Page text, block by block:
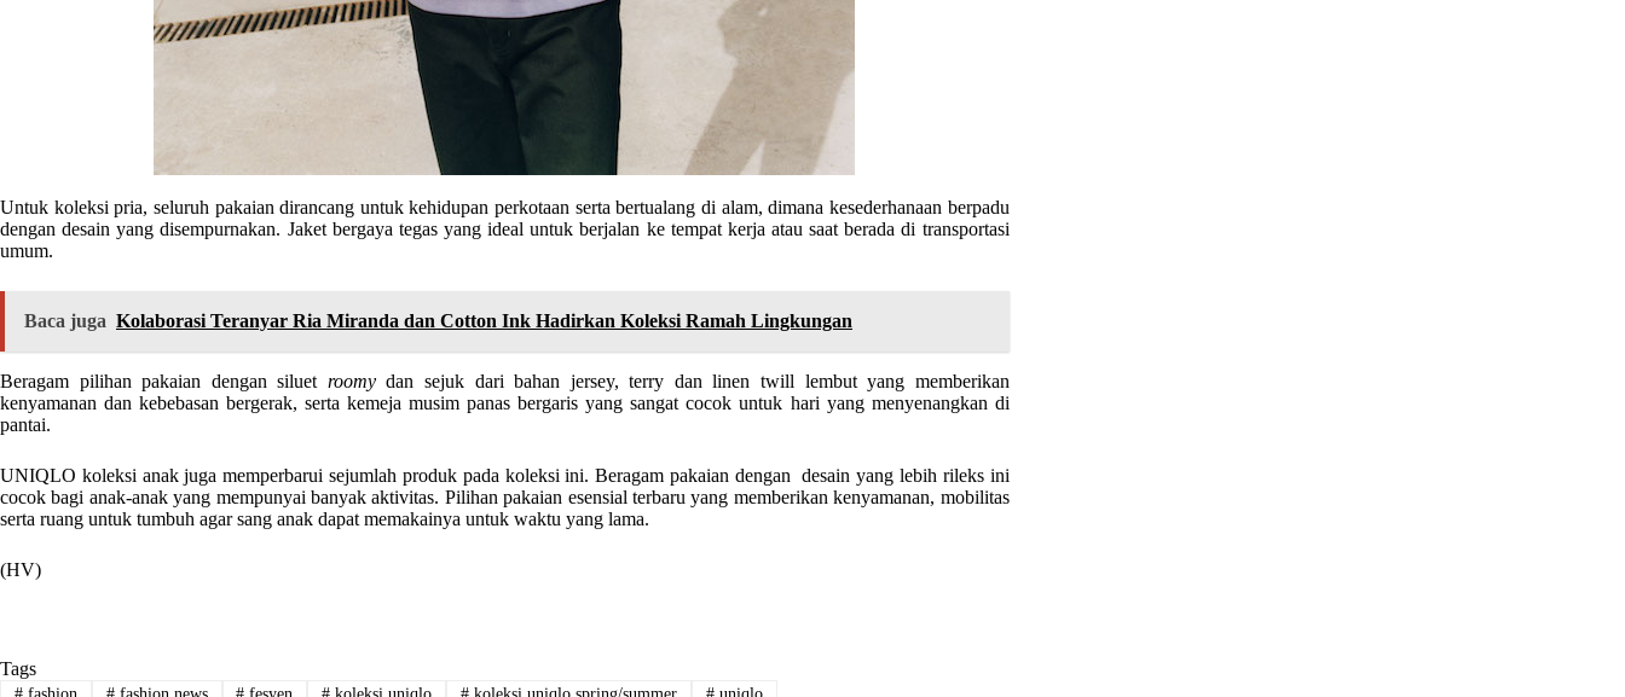
Untuk koleksi pria, seluruh pakaian dirancang untuk kehidupan perkotaan serta bertualang di alam, dimana kesederhanaan berpadu
dengan desain yang disempurnakan. Jaket bergaya tegas yang ideal untuk berjalan ke tempat kerja atau saat berada di transportasi
umum.
Baca juga Kolaborasi Teranyar Ria Miranda dan Cotton Ink Hadirkan Koleksi Ramah Lingkungan
Beragam pilihan pakaian dengan siluet roomydan sejuk dari bahan jersey, terry dan linen twill lembut yang memberikan
kenyamanan dan kebebasan bergerak, serta kemeja musim panas bergaris yang sangat cocok untuk hari yang menyenangkan di
pantai.
UNIQLO koleksi anak juga memperbarui sejumlah produk pada koleksi ini. Beragam pakaian dengan desain yang lebih rileks ini
cocok bagi anak-anak yang mempunyai banyak aktivitas. Pilihan pakaian esensial terbaru yang memberikan kenyamanan, mobilitas
serta ruang untuk tumbuh agar sang anak dapat memakainya untuk waktu yang lama.
(HV)
Tags